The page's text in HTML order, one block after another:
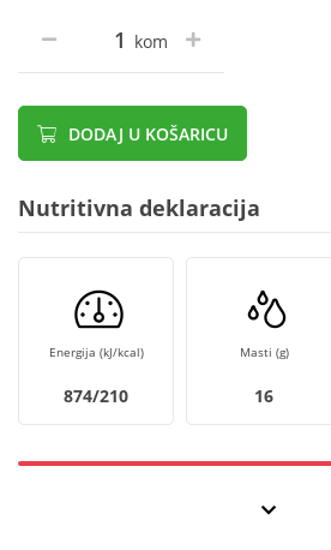
kom
DODAJ U KOŠARICU
Nutritivna deklaracija
Energija (kJ/kcal)
874/210
Masti (g)
16